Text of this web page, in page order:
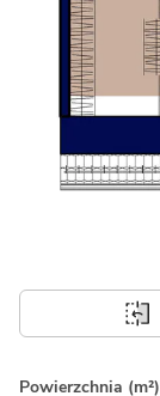
Powierzchnia (m²)